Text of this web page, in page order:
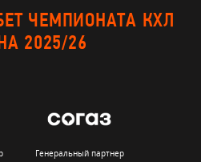
ЧЕМПИОНАТА КХЛ
2025/26
Генеральный партнер